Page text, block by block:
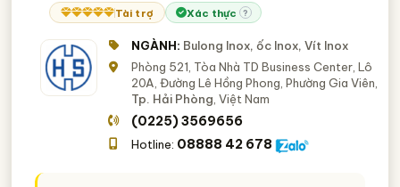
Tài trợ Xác thực ?
NGÀNH: Bulong Inox, ốc Inox, Vít Inox
Phòng 521, Tòa Nhà TD Business Center, Lô
20A, Đường Lê Hồng Phong, Phường Gia Viên,
Tp. Hải Phòng, Việt Nam
(0225) 3569656
Hotline: 08888 42 678